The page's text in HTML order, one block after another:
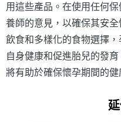
用這些產品。在使用任何
養師的意見，以確保其安
飲食和多樣化的食物選擇
自身健康和促進胎兒的發
將有助於確保懷孕期間的健